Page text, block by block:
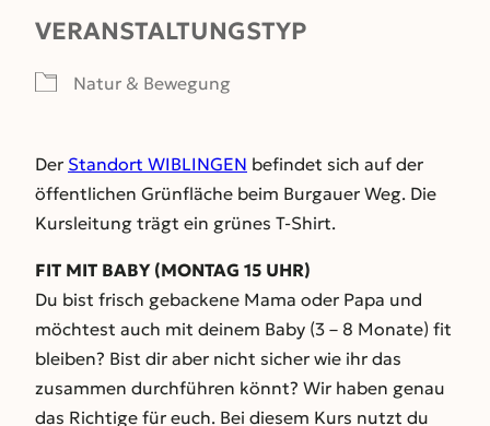
VERANSTALTUNGSTYP
Natur & Bewegung
Der Standort WIBLINGEN befindet sich auf der
öffentlichen Grünfläche beim Burgauer Weg. Die
Kursleitung trägt ein grünes T-Shirt.
FIT MIT BABY (MONTAG 15 UHR)
Du bist frisch gebackene Mama oder Papa und
möchtest auch mit deinem Baby (3 – 8 Monate) fit
bleiben? Bist dir aber nicht sicher wie ihr das
zusammen durchführen könnt? Wir haben genau
das Richtige für euch. Bei diesem Kurs nutzt du